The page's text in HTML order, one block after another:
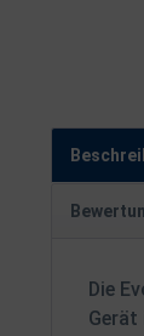
Die
Gerät